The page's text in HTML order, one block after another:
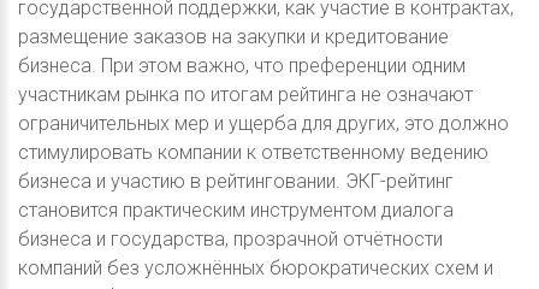
государственной поддержки, как участие в контрактах,
размещение заказов на закупки и кредитование
бизнеса. При этом важно, что преференции одним
участникам рынка по итогам рейтинга не означают
ограничительных мер и ущерба для других, это должно
стимулировать компании к ответственному ведению
бизнеса и участию в рейтинговании. ЭКГ-рейтинг
становится практическим инструментом диалога
бизнеса и государства, прозрачной отчётности
компаний без усложнённых бюрократических схем и